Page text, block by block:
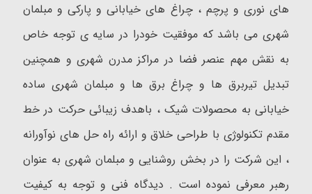
های نوری و پرچم ، چراغ های خیابانی و پارکی و مبلمان
شهری می باشد که موفقیت خودرا در سایه ی توجه خاص
به نقش مهم عنصر فضا در مراکز مدرن شهری و همچنین
تبدیل تیربرق ها و چراغ برق ها و مبلمان شهری ساده
خیابانی به محصولات شیک ، باهدف زیبائی حرکت در خط
مقدم تکنولوژی با طراحی خلاق و ارائه راه حل های نوآورانه
، این شرکت را در بخش روشنایی و مبلمان شهری به عنوان
رهبر معرفی نموده است . دیدگاه فنی و توجه به کیفیت